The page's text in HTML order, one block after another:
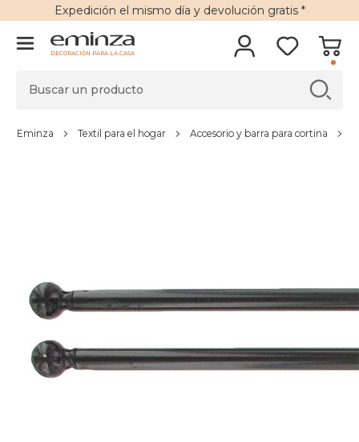
Expedición el mismo día y devolución gratis*
DECORACIÓN PARA LA CASA
Eminza Textil para el hogar Accesorio y barra para cortina